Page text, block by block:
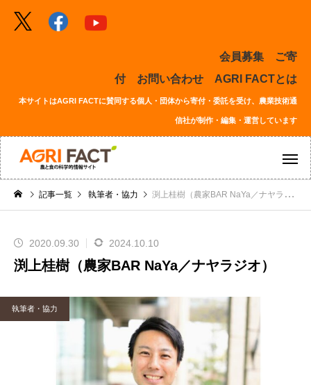
会員募集
ご寄
付
お問い合わせ AGRI FACTとは
本サイトはAGRI FACTに賛同する個人・団体から寄付・委託を受け、農業技術通
信社が制作・編集・運営しています
記事一覧 執筆者・協力 渕上桂樹（農家BAR NaYa／ナヤラジオ）
2020.09.30 2024.10.10
渕上桂樹（農家BAR NaYa／ナヤラジオ）
執筆者・協力